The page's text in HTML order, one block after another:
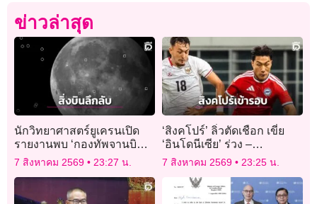
ข่าวล่าสุด
นักวิทยาศาสตร์ยูเครนเปิด
รายงานพบ ‘กองทัพจานบิน’
ใกล้ดวงจันทร์
7 สิงหาคม 2569 23:27 น.
‘สิงคโปร์’ ลิ่วตัดเชือก เขี่ย
‘อินโดนีเซีย’ ร่วง –
‘เวียดนาม’ แชมป์กลุ่ม
7 สิงหาคม 2569 23:25 น.